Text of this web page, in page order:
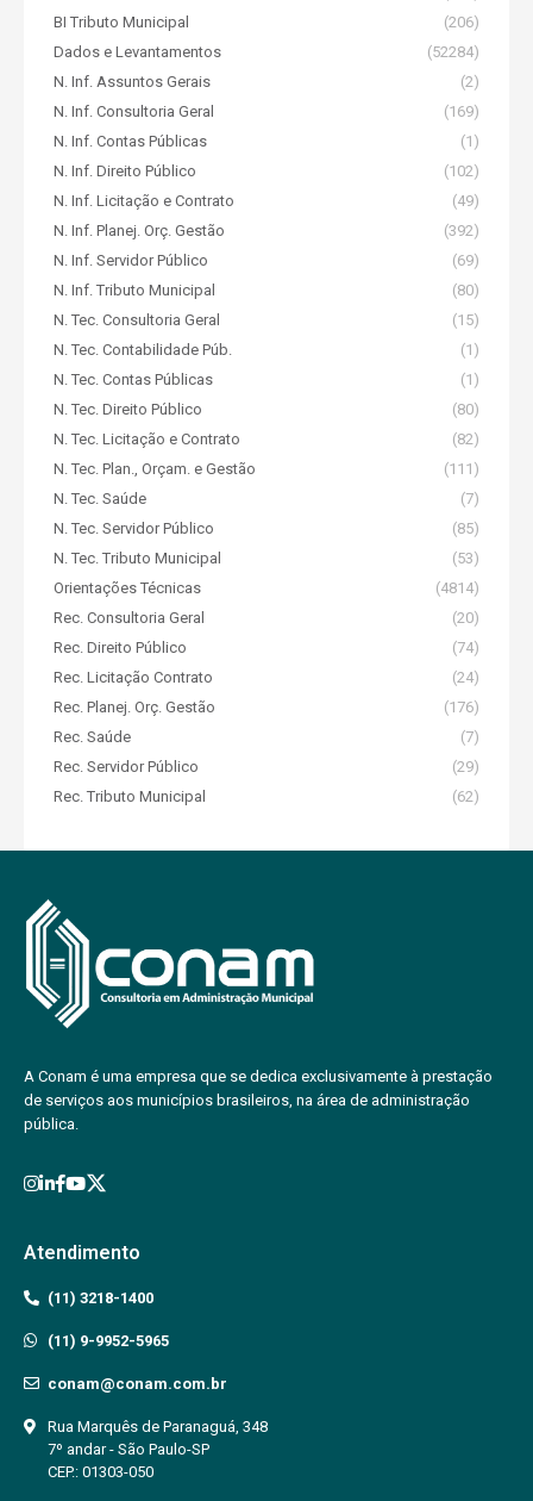
BI Tributo Municipal
(206)
Dados e Levantamentos
(52284)
N. Inf. Assuntos Gerais
(2)
N. Inf. Consultoria Geral
(169)
N. Inf. Contas Públicas
(1)
N. Inf. Direito Público
(102)
N. Inf. Licitação e Contrato
(49)
N. Inf. Planej. Orç. Gestão
(392)
N. Inf. Servidor Público
(69)
N. Inf. Tributo Municipal
(80)
N. Tec. Consultoria Geral
(15)
N. Tec. Contabilidade Púb.
(1)
N. Tec. Contas Públicas
(1)
N. Tec. Direito Público
(80)
N. Tec. Licitação e Contrato
(82)
N. Tec. Plan., Orçam. e Gestão
(111)
N. Tec. Saúde
(7)
N. Tec. Servidor Público
(85)
N. Tec. Tributo Municipal
(53)
Orientações Técnicas
(4814)
Rec. Consultoria Geral
(20)
Rec. Direito Público
(74)
Rec. Licitação Contrato
(24)
Rec. Planej. Orç. Gestão
(176)
Rec. Saúde
(7)
Rec. Servidor Público
(29)
Rec. Tributo Municipal
(62)
A Conam é uma empresa que se dedica exclusivamente à prestação
de serviços aos municípios brasileiros, na área de administração
pública.
Atendimento
(11) 3218-1400
(11) 9-9952-5965
conam@conam.com.br
Rua Marquês de Paranaguá, 348
7º andar - São Paulo-SP
CEP.: 01303-050